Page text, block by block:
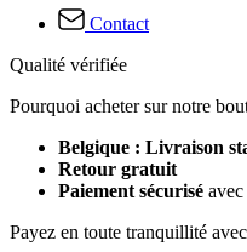
Contact
Qualité vérifiée
Pourquoi acheter sur notre
Belgique : Livraison
Retour gratuit
Paiement sécurisé
Payez en toute tranquillité avec